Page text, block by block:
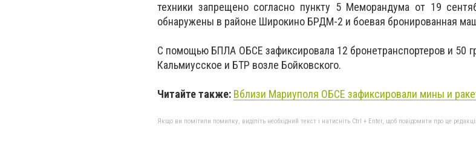
техники запрещено согласно пункту 5 Меморандума от 19
обнаружены в районе Широкино БРДМ-2 и боевая бронированная
C помощью БПЛА ОБСЕ зафиксировала 12 бронетранспортеров и 50
Кальмиусское и БТР возле Бойковского.
Читайте также: Вблизи Мариуполя ОБСЕ зафиксировали мины и
Якщо ви помітили помилку, виділіть необхідний текст і натисніть Ctrl + Enter, щоб повідомити про це